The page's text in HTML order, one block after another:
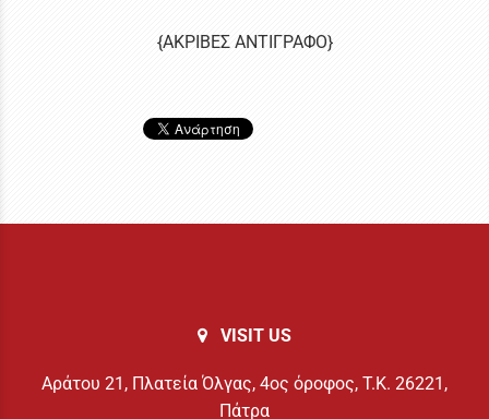
{ΑΚΡΙΒΕΣ ΑΝΤΙΓΡΑΦΟ}
VISIT US
Αράτου 21, Πλατεία Όλγας, 4ος όροφος, Τ.Κ. 26221,
Πάτρα